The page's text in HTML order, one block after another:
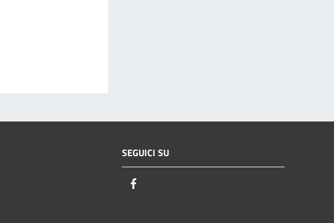
SEGUICI SU